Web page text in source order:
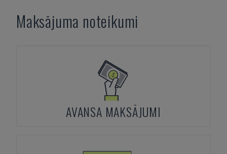
Maksājuma noteikumi
AVANSA MAKSĀJUMI